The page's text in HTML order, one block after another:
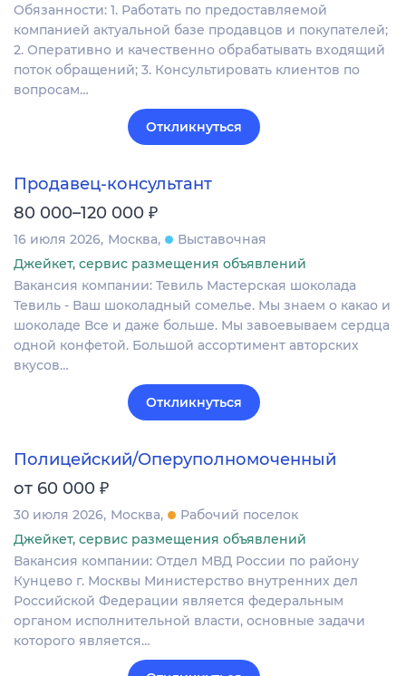
Обязанности: 1. Работать по предоставляемой
компанией актуальной базе продавцов и покупателей;
2. Оперативно и качественно обрабатывать входящий
поток обращений; 3. Консультировать клиентов по
вопросам…
Откликнуться
Продавец-консультант
80 000–120 000 ₽
16 июля 2026 Москва
Выставочная
Джейкет, сервис размещения объявлений
Вакансия компании: Тевиль Мастерская шоколада
Тевиль - Ваш шоколадный сомелье. Мы знаем о какао и
шоколаде Все и даже больше. Мы завоевываем сердца
одной конфетой. Большой ассортимент авторских
вкусов…
Откликнуться
Полицейский/Оперуполномоченный
от 60 000 ₽
30 июля 2026 Москва
Рабочий поселок
Джейкет, сервис размещения объявлений
Вакансия компании: Отдел МВД России по району
Кунцево г. Москвы Министерство внутренних дел
Российской Федерации является федеральным
органом исполнительной власти, основные задачи
которого является…